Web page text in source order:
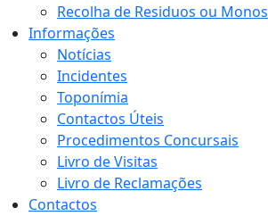
Recolha de Residuos ou Monos
Informações
Notícias
Incidentes
Toponímia
Contactos Úteis
Procedimentos Concursais
Livro de Visitas
Livro de Reclamações
Contactos